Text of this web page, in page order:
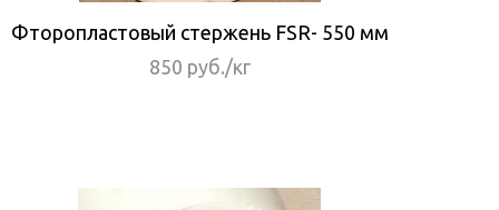
Фторопластовый стержень FSR- 550 мм
850 руб./кг